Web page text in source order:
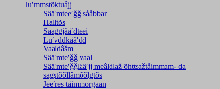
Tuʹmmstõktuâjj
Sääʹmteeʹǧǧ sååbbar
Halltõs
Saaǥǥjååʹđteei
Luʹvddkååʹdd
Vaaldâšm
Sääʹmteʹǧǧ vaal
Sääʹmteʹǧǧlääʹjj meâldlaž õhttsažtåimmam- da
saǥstõõllâmõõlǥtõs
Jeeʹres tåimmorgaan